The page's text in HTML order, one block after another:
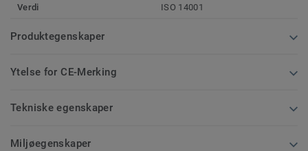
Verdi ISO 14001
Produktegenskaper
Ytelse for CE-Merking
Tekniske egenskaper
Miljøegenskaper